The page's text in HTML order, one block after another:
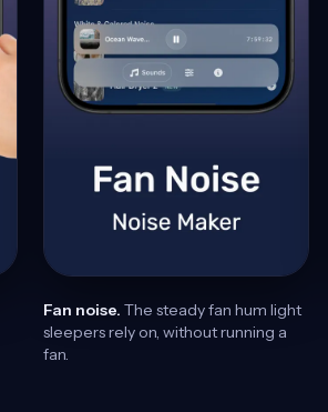
Fan noise. The steady fan hum light
sleepers rely on, without running a
fan.